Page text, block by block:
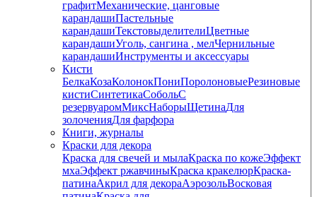
графитМеханические, цанговые
карандашиПастельные
карандашиТекстовыделителиЦветные
карандашиУголь, сангина , мелЧернильные
карандашиИнструменты и аксессуары
Кисти
БелкаКозаКолонокПониПоролоновыеРезиновые
кистиСинтетикаСобольС
резервуаромМиксНаборыЩетинаДля
золоченияДля фарфора
Книги, журналы
Краски для декора
Краска для свечей и мылаКраска по кожеЭффект
мхаЭффект ржавчиныКраска кракелюрКраска-
патинаАкрил для декораАэрозольВосковая